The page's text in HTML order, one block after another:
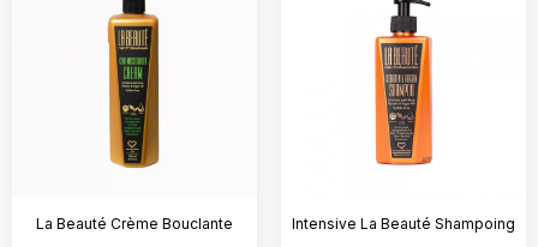
La Beauté Crème Bouclante Intensive La Beauté Shampoing